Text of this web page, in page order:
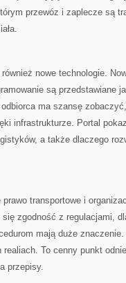
przewóz i zaplecze są
nowe technologie.
są przedstawiane
ma szansę
infrastrukturze. Portal
a także dlaczego
transportowe i
zgodność z regulacjami,
mają duże
realiach. To cenny punkt
przepisy.